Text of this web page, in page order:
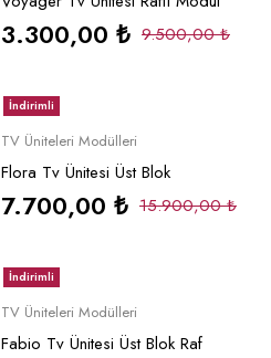
9.500,00₺
3.300,00 ₺
İndirimli
TV Üniteleri Modülleri
Flora Tv Ünitesi Üst Blok
15.900,00₺
7.700,00 ₺
İndirimli
TV Üniteleri Modülleri
Fabio Tv Ünitesi Üst Blok Raf